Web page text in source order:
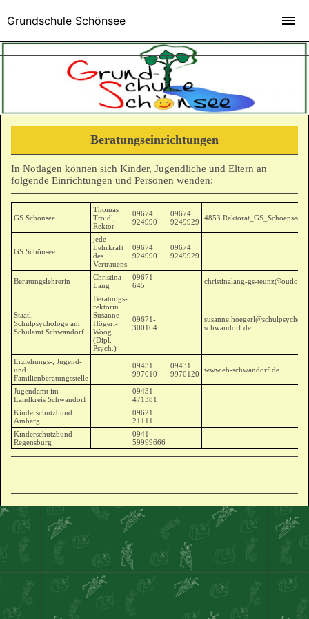
Beratungseinrichtungen
In Notlagen können sich Kinder, Jugendliche und Eltern an
folgende Einrichtungen und Personen wenden:
GS Schönsee
Thomas
Troidl,
Rektor
09674
924990
09674
9249929
GS Schönsee
jede
Lehrkraft
des
Vertrauens
09674
924990
09674
9249929
Beratungslehrerin
Christina
Lang
09671
645
christinalang-gs-
Staatl.
Schulpsychologe am
Schulamt Schwandorf
Beratungs-
rektorin
Susanne
Högerl-
Woog
(Dipl.-
Psych.)
09671-
300164
schwandorf.de
Erziehungs-, Jugend-
und
Familienberatungsstelle
09431
997010
09431
9970120
www.eb-schwandorf.de
Jugendamt im
Landkreis Schwandorf
09431
471381
Kinderschutzbund
Amberg
09621
21111
Kinderschutzbund
Regensburg
0941
59999666
Grundschule Schönsee